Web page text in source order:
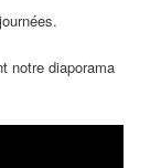
notre diaporama